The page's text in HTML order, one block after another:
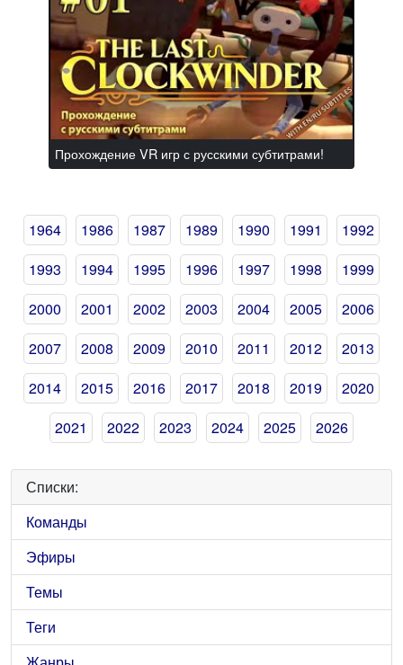
Прохождение VR игр с русскими субтитрами!
1964 1986 1987 1989 1990 1991
1992
1993
1994 1995 1996 1997 1998
1999
2000
2001 2002 2003 2004 2005
2006
2007
2008 2009 2010 2011 2012
2013
2014
2015 2016 2017 2018 2019
2020
2021
2022 2023 2024 2025 2026
Списки:
Команды
Эфиры
Темы
Теги